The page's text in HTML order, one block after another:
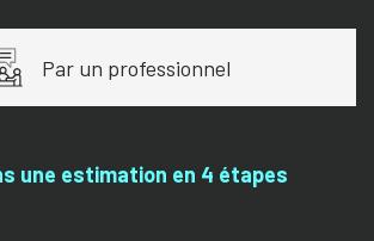
Par un professionnel
une estimation en 4 étapes